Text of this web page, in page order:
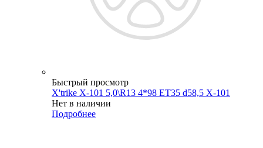
Быстрый просмотр
X'trike X-101 5,0\R13 4*98 ET35 d58,5 X-101
Нет в наличии
Подробнее